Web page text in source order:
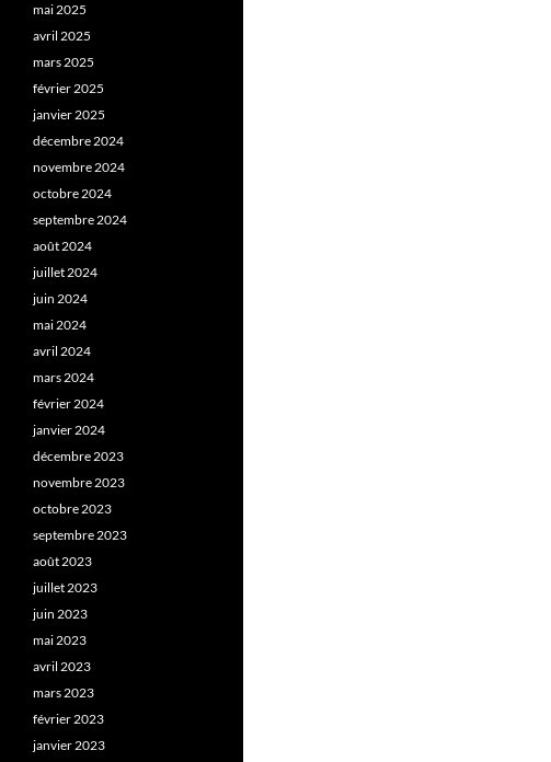
mai 2025
avril 2025
mars 2025
février 2025
janvier 2025
décembre 2024
novembre 2024
octobre 2024
septembre 2024
août 2024
juillet 2024
juin 2024
mai 2024
avril 2024
mars 2024
février 2024
janvier 2024
décembre 2023
novembre 2023
octobre 2023
septembre 2023
août 2023
juillet 2023
juin 2023
mai 2023
avril 2023
mars 2023
février 2023
janvier 2023